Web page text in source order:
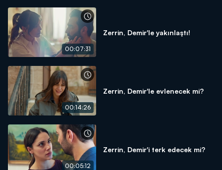
00:07:31
Zerrin, Demir'le yakınlaştı!
00:14:26
Zerrin, Demir'le evlenecek mi?
00:05:12
Zerrin, Demir'i terk edecek mi?